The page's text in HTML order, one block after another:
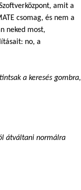
amit a
csomag, és nem a
neked most,
no, a
a keresés gombra,
átváltani normálra